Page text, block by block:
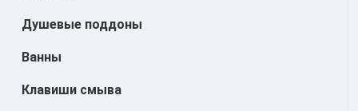
Душевые поддоны
Ванны
Клавиши смыва